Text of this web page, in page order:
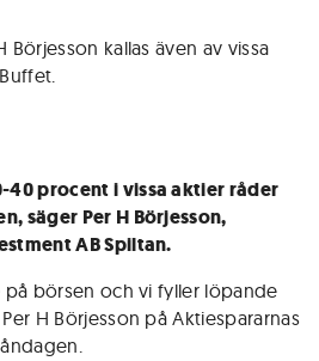
Börjesson kallas även av vissa
40 procent i vissa aktier råder
säger Per H Börjesson,
AB Spiltan.
på börsen och vi fyller löpande
H Börjesson på Aktiespararnas